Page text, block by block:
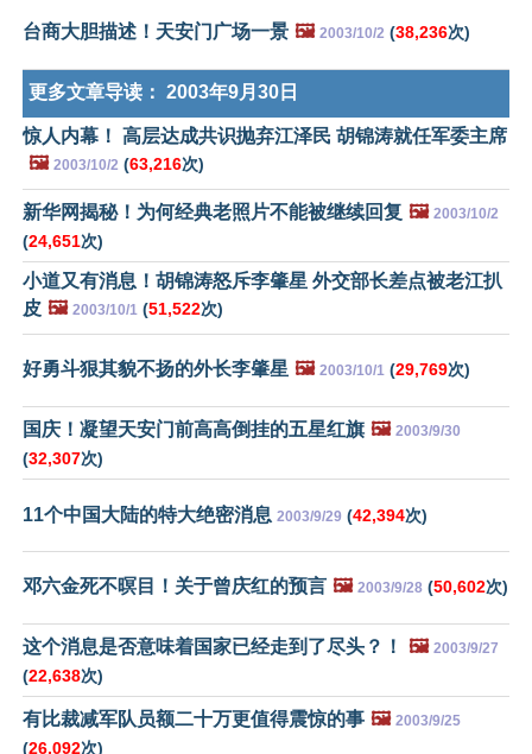
台商大胆描述！天安门广场一景 🖼️ 2003/10/2 (38,236次)
更多文章导读： 2003年9月30日
惊人内幕！ 高层达成共识抛弃江泽民 胡锦涛就任军委主席
🖼️ 2003/10/2 (63,216次)
新华网揭秘！为何经典老照片不能被继续回复 🖼️ 2003/10/2
(24,651次)
小道又有消息！胡锦涛怒斥李肇星 外交部长差点被老江扒
皮 🖼️ 2003/10/1 (51,522次)
好勇斗狠其貌不扬的外长李肇星 🖼️ 2003/10/1 (29,769次)
国庆！凝望天安门前高高倒挂的五星红旗 🖼️ 2003/9/30
(32,307次)
11个中国大陆的特大绝密消息 2003/9/29 (42,394次)
邓六金死不暝目！关于曾庆红的预言 🖼️ 2003/9/28 (50,602次)
这个消息是否意味着国家已经走到了尽头？！ 🖼️ 2003/9/27
(22,638次)
有比裁减军队员额二十万更值得震惊的事 🖼️ 2003/9/25
(26,092次)